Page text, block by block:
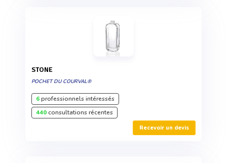
STONE
POCHET DU COURVAL®
6professionnels intéressés
440consultations récentes
Recevoir un devis